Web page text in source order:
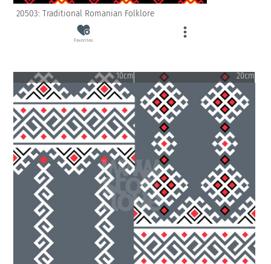
20503: Traditional Romanian Folklore
Favorites
10cm 20cm